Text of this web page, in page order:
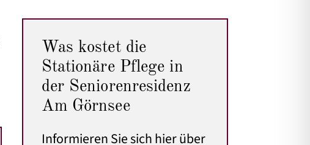
Was kostet die
Stationäre Pflege in
der Seniorenresidenz
Am Görnsee
Informieren Sie sich hier über